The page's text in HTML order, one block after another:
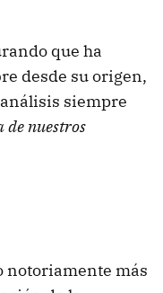
que ha
desde su origen,
siempre
de nuestros
notoriamente más